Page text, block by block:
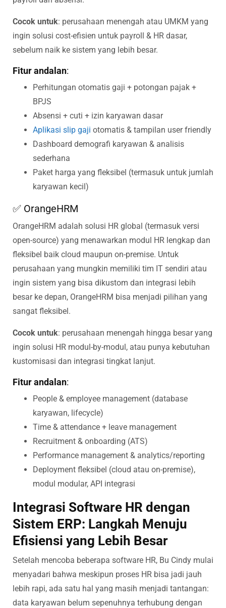
Cocok untuk: perusahaan menengah atau UMKM yang
ingin solusi cost-efisien untuk payroll & HR dasar,
sebelum naik ke sistem yang lebih besar.
Fitur andalan:
Perhitungan otomatis gaji + potongan pajak +
BPJS
Absensi + cuti + izin karyawan dasar
Aplikasi slip gaji otomatis & tampilan user friendly
Dashboard demografi karyawan & analisis
sederhana
Paket harga yang fleksibel (termasuk untuk jumlah
karyawan kecil)
✅ OrangeHRM
OrangeHRM adalah solusi HR global (termasuk versi
open-source) yang menawarkan modul HR lengkap dan
fleksibel baik cloud maupun on-premise. Untuk
perusahaan yang mungkin memiliki tim IT sendiri atau
ingin sistem yang bisa dikustom dan integrasi lebih
besar ke depan, OrangeHRM bisa menjadi pilihan yang
sangat fleksibel.
Cocok untuk: perusahaan menengah hingga besar yang
ingin solusi HR modul-by-modul, atau punya kebutuhan
kustomisasi dan integrasi tingkat lanjut.
Fitur andalan:
People & employee management (database
karyawan, lifecycle)
Time & attendance + leave management
Recruitment & onboarding (ATS)
Performance management & analytics/reporting
Deployment fleksibel (cloud atau on-premise),
modul modular, API integrasi
Integrasi Software HR dengan
Sistem ERP: Langkah Menuju
Efisiensi yang Lebih Besar
Setelah mencoba beberapa software HR, Bu Cindy mulai
menyadari bahwa meskipun proses HR bisa jadi jauh
lebih rapi, ada satu hal yang masih menjadi tantangan:
data karyawan belum sepenuhnya terhubung dengan